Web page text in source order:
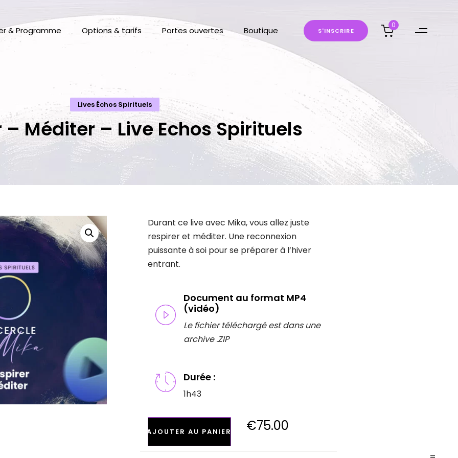
& Programme Options & tarifs Portes ouvertes Boutique S'INSCRIRE
0
Lives Échos Spirituels
– Méditer – Live Echos Spirituels
Durant ce live avec Mika, vous allez juste
respirer et méditer. Une reconnexion
puissante à soi pour se préparer à l’hiver
entrant.
Document au format MP4
(vidéo)
Le fichier téléchargé est dans une
archive .ZIP
Durée :
1h43
RESPIRER
–
AJOUTER AU PANIER €75.00